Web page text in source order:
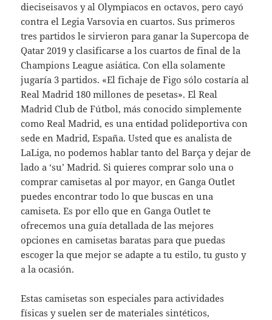
dieciseisavos y al Olympiacos en octavos, pero cayó
contra el Legia Varsovia en cuartos. Sus primeros
tres partidos le sirvieron para ganar la Supercopa de
Qatar 2019 y clasificarse a los cuartos de final de la
Champions League asiática. Con ella solamente
jugaría 3 partidos. «El fichaje de Figo sólo costaría al
Real Madrid 180 millones de pesetas». El Real
Madrid Club de Fútbol, más conocido simplemente
como Real Madrid, es una entidad polideportiva con
sede en Madrid, España. Usted que es analista de
LaLiga, no podemos hablar tanto del Barça y dejar de
lado a ‘su’ Madrid. Si quieres comprar solo una o
comprar camisetas al por mayor, en Ganga Outlet
puedes encontrar todo lo que buscas en una
camiseta. Es por ello que en Ganga Outlet te
ofrecemos una guía detallada de las mejores
opciones en camisetas baratas para que puedas
escoger la que mejor se adapte a tu estilo, tu gusto y
a la ocasión.
Estas camisetas son especiales para actividades
físicas y suelen ser de materiales sintéticos,